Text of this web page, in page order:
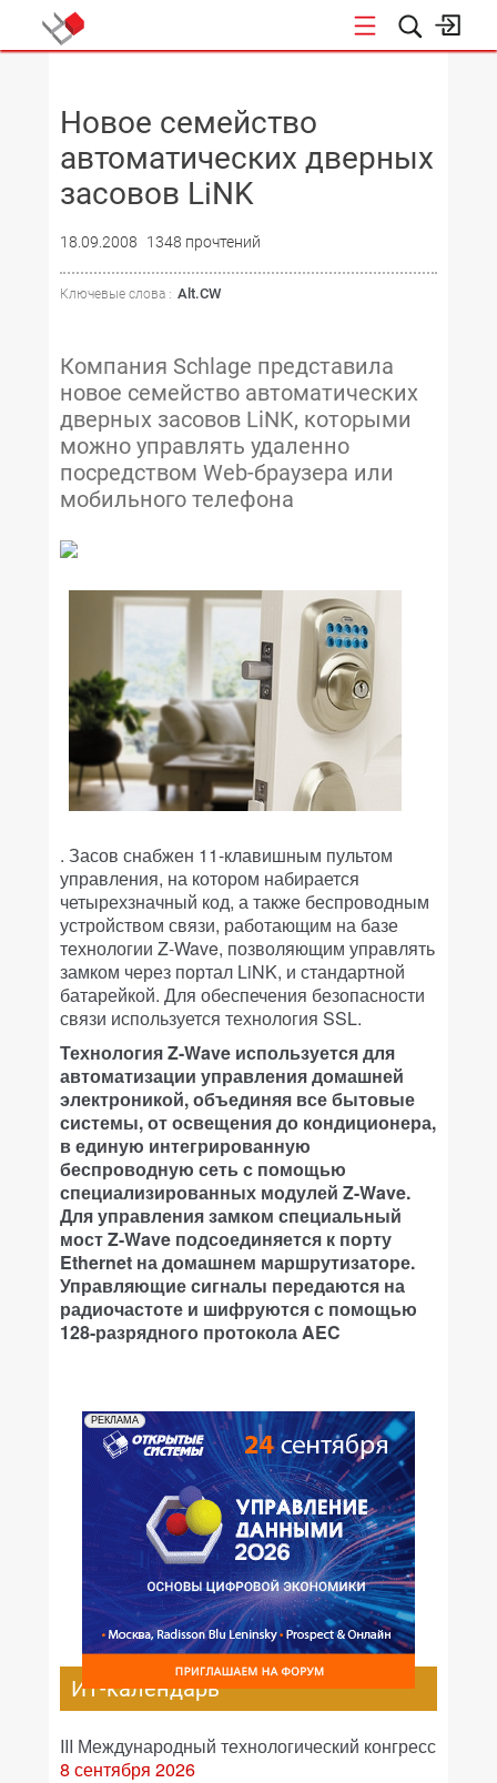
Новое семейство
автоматических дверных
засовов LiNK
18.09.2008 1348 прочтений
Ключевые слова : Alt.CW
Компания Schlage представила
новое семейство автоматических
дверных засовов LiNK, которыми
можно управлять удаленно
посредством Web-браузера или
мобильного телефона
. Засов снабжен 11-клавишным пультом
управления, на котором набирается
четырехзначный код, а также беспроводным
устройством связи, работающим на базе
технологии Z-Wave, позволяющим управлять
замком через портал LiNK, и стандартной
батарейкой. Для обеспечения безопасности
связи используется технология SSL.
Технология Z-Wave используется для
автоматизации управления домашней
электроникой, объединяя все бытовые
системы, от освещения до кондиционера,
в единую интегрированную
беспроводную сеть с помощью
специализированных модулей Z-Wave.
Для управления замком специальный
мост Z-Wave подсоединяется к порту
Ethernet на домашнем маршрутизаторе.
Управляющие сигналы передаются на
радиочастоте и шифруются с помощью
128-разрядного протокола AEC
РЕКЛАМА
ИТ-календарь
III Международный технологический конгресс
8 сентября 2026